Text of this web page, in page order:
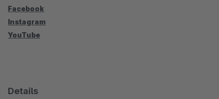
Facebook
Instagram
YouTube
Details